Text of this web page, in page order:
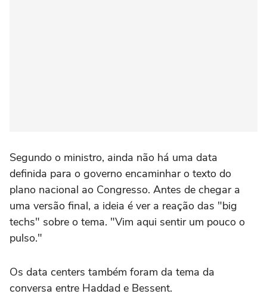
Segundo o ministro, ainda não há uma data
definida para o governo encaminhar o texto do
plano nacional ao Congresso. Antes de chegar a
uma versão final, a ideia é ver a reação das "big
techs" sobre o tema. "Vim aqui sentir um pouco o
pulso."
Os data centers também foram da tema da
conversa entre Haddad e Bessent.